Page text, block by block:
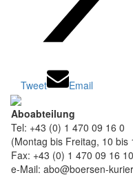
Tweet Email
Aboabteilung
Tel: +43 (0) 1 470 09 16 0
(Montag bis Freitag, 10 bis
Fax: +43 (0) 1 470 09 16 10
e-Mail: abo@boersen-